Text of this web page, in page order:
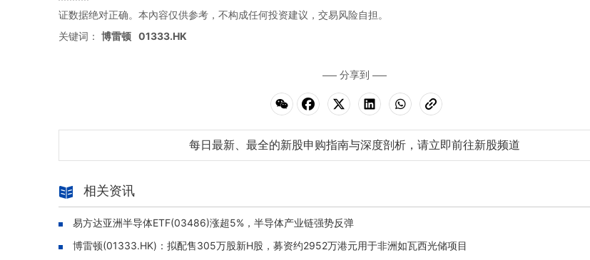
证数据绝对正确。本內容仅供参考，不构成任何投资建议，交易风险自担。
关键词： 博雷顿 01333.HK
分享到
每日最新、最全的新股申购指南与深度剖析，请立即前往新股频道
相关资讯
易方达亚洲半导体ETF(03486)涨超5%，半导体产业链强势反弹
博雷顿(01333.HK)：拟配售305万股新H股，募资约2952万港元用于非洲如瓦西光储项目